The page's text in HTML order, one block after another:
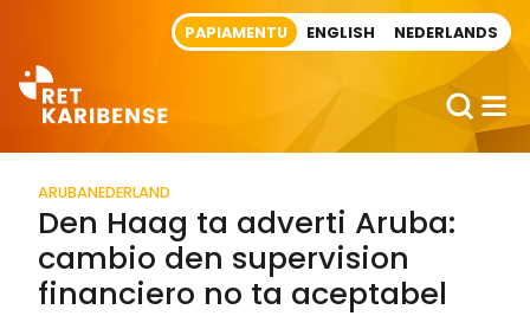
PAPIAMENTU ENGLISH NEDERLANDS
ARUBANEDERLAND
Den Haag ta adverti Aruba:
cambio den supervision
financiero no ta aceptabel